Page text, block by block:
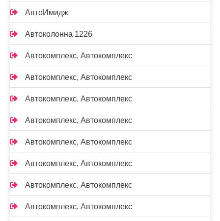
АвтоИмидж
Автоколонна 1226
Автокомплекс, Автокомплекс
Автокомплекс, Автокомплекс
Автокомплекс, Автокомплекс
Автокомплекс, Автокомплекс
Автокомплекс, Автокомплекс
Автокомплекс, Автокомплекс
Автокомплекс, Автокомплекс
Автокомплекс, Автокомплекс